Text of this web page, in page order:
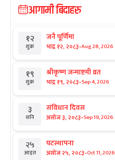
आगामी बिदाहरु
१२
शुक्र
जनै पूर्णिमा
भाद्र १२, २०८३-Aug 28, 2026
१९
शुक्र
श्रीकृष्ण जन्माष्टमी व्रत
भाद्र १९, २०८३-Sep 4, 2026
३
शनि
संविधान दिवस
असोज ३, २०८३-Sep 19, 2026
२५
आइत
घटस्थापना
असोज २५, २०८३-Oct 11, 2026